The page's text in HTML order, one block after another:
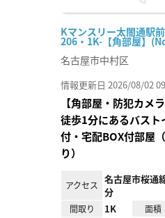
Kマンスリー太閤通駅
206・1K-【角部屋】
名古屋市中村区
情報更新日 2026/08/02
【角部屋・防犯カメ
徒歩1分にあるバス
付・宅配BOX付部屋
り）
アクセス
名古屋市桜通
分
間取り 1K 面積